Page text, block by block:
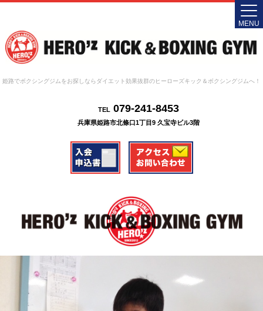
姫路でボクシングジムをお探しならダイエット効果抜群のヒーローズキック＆ボクシングジムへ！
TEL079-241-8453
兵庫県姫路市北條口1丁目9 久宝寺ビル3階
MENU